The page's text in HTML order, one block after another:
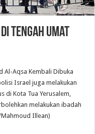
Tengah Umat
Israel juga melakukan
di Kota Tua Yerusalem,
melakukan ibadah
Illean)